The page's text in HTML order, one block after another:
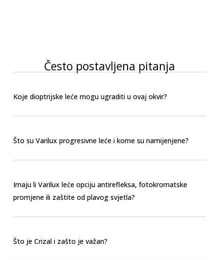
Često postavljena pitanja
Koje dioptrijske leće mogu ugraditi u ovaj okvir?
Što su Varilux progresivne leće i kome su namijenjene?
Imaju li Varilux leće opciju antirefleksa, fotokromatske
promjene ili zaštite od plavog svjetla?
Što je Crizal i zašto je važan?